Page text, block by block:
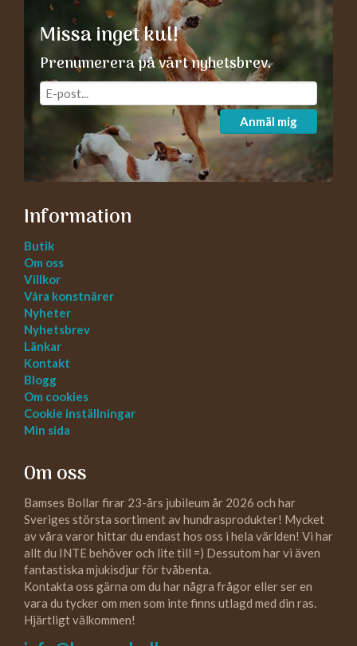
Missa inget kul!
Prenumerera på vårt nyhetsbrev.
Anmäl mig
Information
Butik
Om oss
Villkor
Våra konstnärer
Nyheter
Nyhetsbrev
Länkar
Kontakt
Blogg
Om cookies
Cookie inställningar
Min sida
Om oss
Bamses Bollar firar 23-års jubileum år 2026 och har
Sveriges största sortiment av hundrasprodukter! Mycket
av våra varor hittar du endast hos oss i hela världen! Vi har
allt du INTE behöver och lite till =) Dessutom har vi även
fantastiska mjukisdjur för tvåbenta.
Kontakta oss gärna om du har några frågor eller ser en
vara du tycker om men som inte finns utlagd med din ras.
Hjärtligt välkommen!